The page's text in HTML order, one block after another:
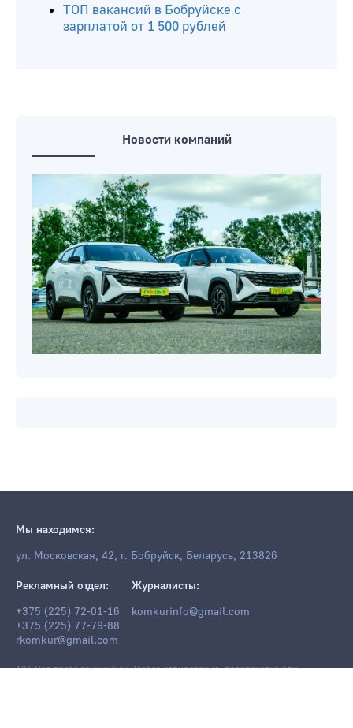
ТОП вакансий в Бобруйске с
зарплатой от 1 500 рублей
Новости компаний
Мы находимся:
ул. Московская, 42, г. Бобруйск, Беларусь, 213826
Рекламный отдел:
+375 (225) 72-01-16
+375 (225) 77-79-88
rkomkur@gmail.com
Журналисты:
komkurinfo@gmail.com
18+ Все права защищены. Любое копирование, перепечатка или